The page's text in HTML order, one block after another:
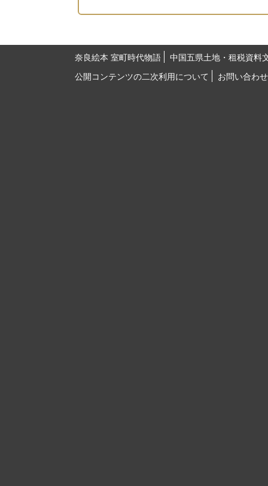
奈良絵本 室町時代物語
中国五県土地・租税資料
公開コンテンツの二次利用について
お問い合わせ